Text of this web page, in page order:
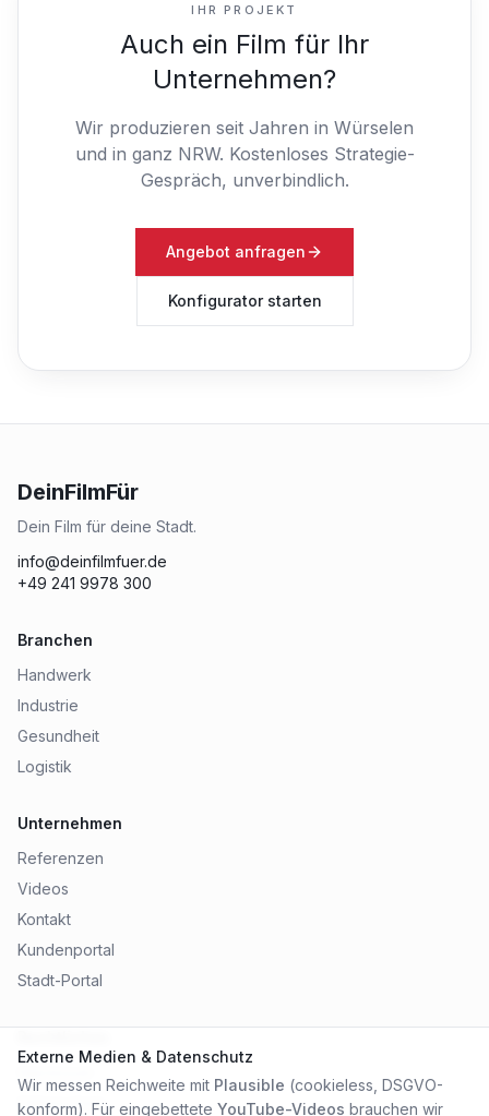
IHR PROJEKT
Auch ein Film für Ihr
Unternehmen?
Wir produzieren seit Jahren in Würselen
und in ganz NRW. Kostenloses Strategie-
Gespräch, unverbindlich.
Angebot anfragen
Konfigurator starten
DeinFilmFür
Dein Film für deine Stadt.
info@deinfilmfuer.de
+49 241 9978 300
Branchen
Handwerk
Industrie
Gesundheit
Logistik
Unternehmen
Referenzen
Videos
Kontakt
Kundenportal
Stadt-Portal
Datenschutz
Externe Medien & Datenschutz
Wir messen Reichweite mit Plausible (cookieless, DSGVO-
konform). Für eingebettete YouTube-Videos brauchen wir